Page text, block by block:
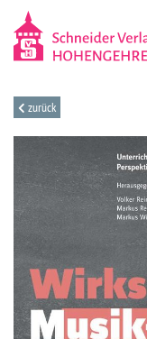
zurück